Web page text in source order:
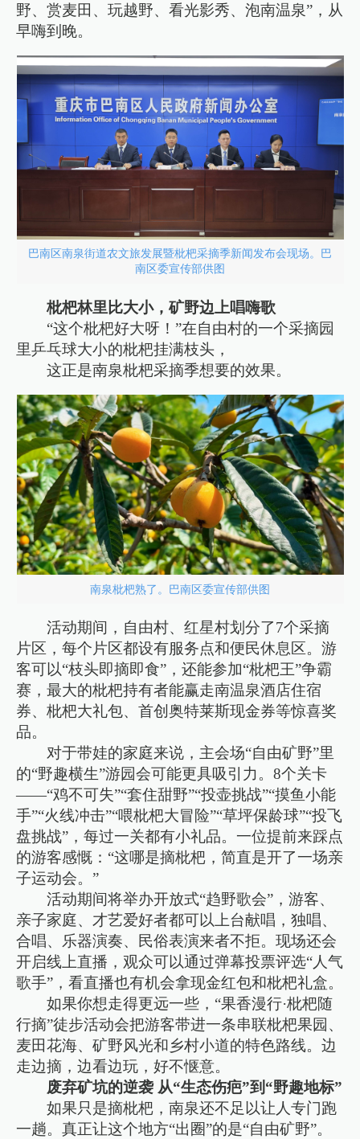
野、赏麦田、玩越野、看光影秀、泡南温泉”，从
早嗨到晚。
巴南区南泉街道农文旅发展暨枇杷采摘季新闻发布会现场。巴
南区委宣传部供图
枇杷林里比大小，矿野边上唱嗨歌
“这个枇杷好大呀！”在自由村的一个采摘园
里乒乓球大小的枇杷挂满枝头，
这正是南泉枇杷采摘季想要的效果。
南泉枇杷熟了。巴南区委宣传部供图
活动期间，自由村、红星村划分了7个采摘
片区，每个片区都设有服务点和便民休息区。游
客可以“枝头即摘即食”，还能参加“枇杷王”争霸
赛，最大的枇杷持有者能赢走南温泉酒店住宿
券、枇杷大礼包、首创奥特莱斯现金券等惊喜奖
品。
对于带娃的家庭来说，主会场“自由矿野”里
的“野趣横生”游园会可能更具吸引力。8个关卡
——“鸡不可失”“套住甜野”“投壶挑战”“摸鱼小能
手”“火线冲击”“喂枇杷大冒险”“草坪保龄球”“投飞
盘挑战”，每过一关都有小礼品。一位提前来踩点
的游客感慨：“这哪是摘枇杷，简直是开了一场亲
子运动会。”
活动期间将举办开放式“趋野歌会”，游客、
亲子家庭、才艺爱好者都可以上台献唱，独唱、
合唱、乐器演奏、民俗表演来者不拒。现场还会
开启线上直播，观众可以通过弹幕投票评选“人气
歌手”，看直播也有机会拿现金红包和枇杷礼盒。
如果你想走得更远一些，“果香漫行·枇杷随
行摘”徒步活动会把游客带进一条串联枇杷果园、
麦田花海、矿野风光和乡村小道的特色路线。边
走边摘，边看边玩，好不惬意。
废弃矿坑的逆袭 从“生态伤疤”到“野趣地标”
如果只是摘枇杷，南泉还不足以让人专门跑
一趟。真正让这个地方“出圈”的是“自由矿野”。